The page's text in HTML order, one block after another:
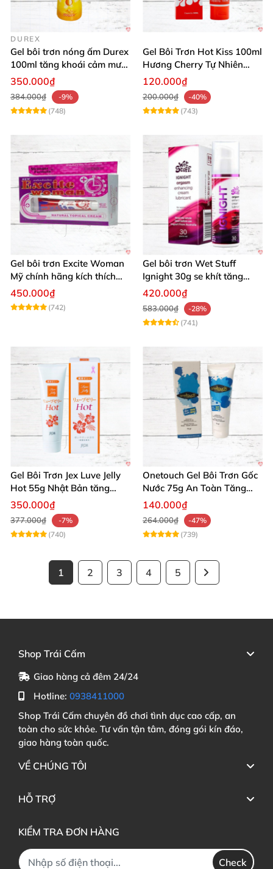
DUREX
Gel bôi trơn nóng ấm Durex
100ml tăng khoái cảm mượt
mà
350.000₫
384.000₫
-9%
(748)
Gel Bôi Trơn Hot Kiss 100ml
Hương Cherry Tự Nhiên
Mượt Mà
120.000₫
200.000₫
-40%
(743)
Gel bôi trơn Excite Woman
Mỹ chính hãng kích thích
khoái cảm nữ
450.000₫
(742)
Gel bôi trơn Wet Stuff
Ignight 30g se khít tăng
khoái cảm nữ hiệu quả
420.000₫
583.000₫
-28%
(741)
Gel Bôi Trơn Jex Luve Jelly
Hot 55g Nhật Bản tăng
khoái cảm nữ dễ sử dụng
350.000₫
377.000₫
-7%
(740)
Onetouch Gel Bôi Trơn Gốc
Nước 75g An Toàn Tăng
Khoái Cảm
140.000₫
264.000₫
-47%
(739)
1 2 3 4 5
Shop Trái Cấm
Giao hàng cả đêm 24/24
Hotline: 0938411000
Shop Trái Cấm chuyên đồ chơi tình dục cao cấp, an
toàn cho sức khỏe. Tư vấn tận tâm, đóng gói kín đáo,
giao hàng toàn quốc.
VỀ CHÚNG TÔI
HỖ TRỢ
KIỂM TRA ĐƠN HÀNG
Check